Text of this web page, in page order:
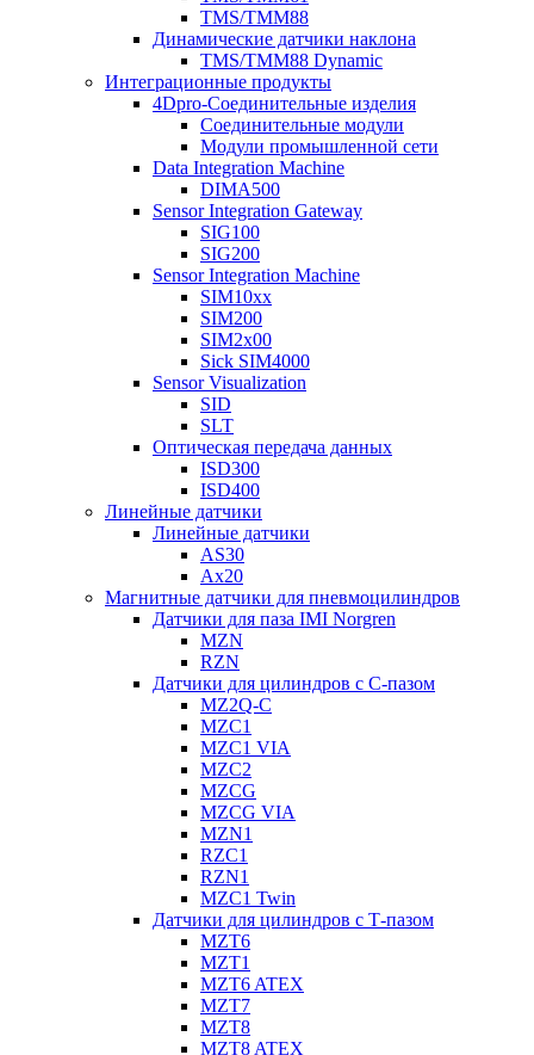
TMS/TMM88
Динамические датчики наклона
TMS/TMM88 Dynamic
Интеграционные продукты
4Dpro-Соединительные изделия
Соединительные модули
Модули промышленной сети
Data Integration Machine
DIMA500
Sensor Integration Gateway
SIG100
SIG200
Sensor Integration Machine
SIM10xx
SIM200
SIM2x00
Sick SIM4000
Sensor Visualization
SID
SLT
Оптическая передача данных
ISD300
ISD400
Линейные датчики
Линейные датчики
AS30
Ax20
Магнитные датчики для пневмоцилиндров
Датчики для паза IMI Norgren
MZN
RZN
Датчики для цилиндров с С-пазом
MZ2Q-C
MZC1
MZC1 VIA
MZC2
MZCG
MZCG VIA
MZN1
RZC1
RZN1
MZC1 Twin
Датчики для цилиндров с Т-пазом
MZT6
MZT1
MZT6 ATEX
MZT7
MZT8
MZT8 ATEX